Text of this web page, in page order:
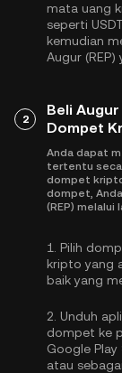
mata uang
seperti
kemudian
Augur (REP)
2
Beli Augur
Dompet
Anda dapat
tertentu
dompet
dompet,
(REP) melalui
1. Pilih
kripto yang
baik yang
2. Unduh
dompet ke
Google
atau